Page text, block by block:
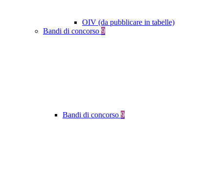
OIV (da pubblicare in tabelle)
Bandi di concorso 9
Bandi di concorso 9